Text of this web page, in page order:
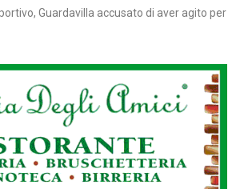
Guardavilla accusato di aver agito per